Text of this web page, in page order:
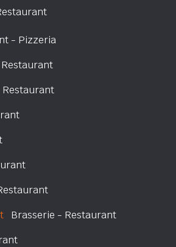
- Pizzeria
Restaurant
Restaurant
Brasserie - Restaurant